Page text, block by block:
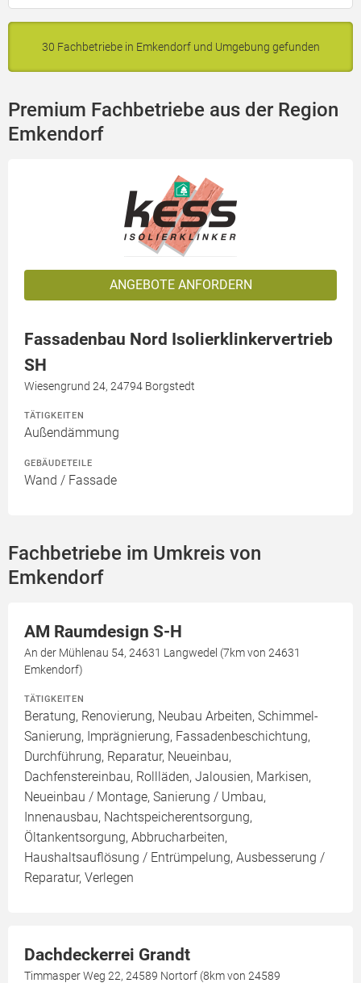
30 Fachbetriebe in Emkendorf und Umgebung gefunden
Premium Fachbetriebe aus der Region
Emkendorf
ANGEBOTE ANFORDERN
Fassadenbau Nord Isolierklinkervertrieb
SH
Wiesengrund 24, 24794 Borgstedt
TÄTIGKEITEN
Außendämmung
GEBÄUDETEILE
Wand / Fassade
Fachbetriebe im Umkreis von
Emkendorf
AM Raumdesign S-H
An der Mühlenau 54, 24631 Langwedel (7km von 24631
Emkendorf)
TÄTIGKEITEN
Beratung, Renovierung, Neubau Arbeiten, Schimmel-
Sanierung, Imprägnierung, Fassadenbeschichtung,
Durchführung, Reparatur, Neueinbau,
Dachfenstereinbau, Rollläden, Jalousien, Markisen,
Neueinbau / Montage, Sanierung / Umbau,
Innenausbau, Nachtspeicherentsorgung,
Öltankentsorgung, Abbrucharbeiten,
Haushaltsauflösung / Entrümpelung, Ausbesserung /
Reparatur, Verlegen
Dachdeckerrei Grandt
Timmasper Weg 22, 24589 Nortorf (8km von 24589